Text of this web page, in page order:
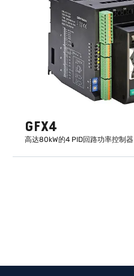
GFX4
高达80kW的4 PID回路功率控制器